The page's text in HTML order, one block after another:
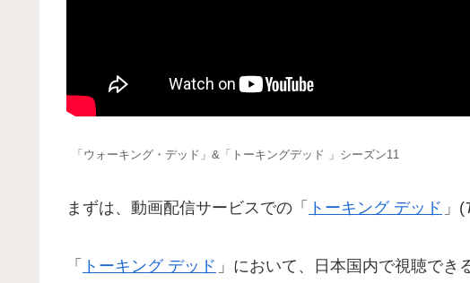
「ウォーキング・デッド」&「トーキングデッド 」シーズン11
まずは、動画配信サービスでの「 トーキング デッド 」(
「 トーキング デッド 」において、日本国内で視聴でき